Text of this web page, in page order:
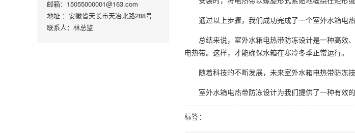
邮箱：15055000001@163.com
地址 ：安徽省天长市天冶北路288号
联系人：林总监
通过以上步骤，我们成功完成了一个室外水箱电
总结来说，室外水箱电热带防冻设计是一种高效
电热带。这样，才能确保水箱在寒冷冬季正常运行。
随着科技的不断发展，未来室外水箱电热带防冻
室外水箱电热带防冻设计为我们提供了一种有效
标签：